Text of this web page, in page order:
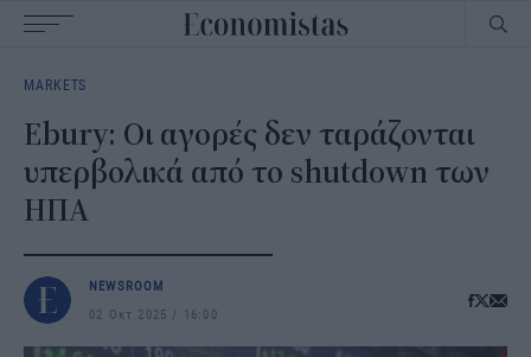
navigation
MARKETS
Ebury: Οι αγορές δεν ταράζονται
υπερβολικά από το shutdown των
ΗΠΑ
NEWSROOM
02 Οκτ 2025
16:00